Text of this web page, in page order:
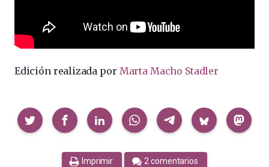
Edición realizada por Marta Macho Stadler
Compartir
Imprimir 2 comentarios